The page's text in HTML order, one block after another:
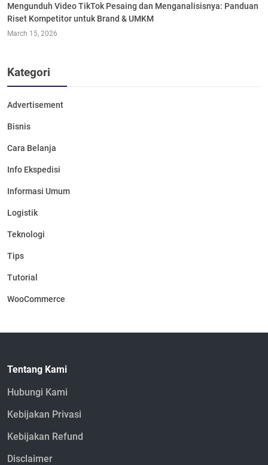
Mengunduh Video TikTok Pesaing dan Menganalisisnya: Panduan
Riset Kompetitor untuk Brand & UMKM
March 15, 2026
Kategori
Advertisement
Bisnis
Cara Belanja
Info Ekspedisi
Informasi Umum
Logistik
Teknologi
Tips
Tutorial
WooCommerce
Tentang Kami
Hubungi Kami
Kebijakan Privasi
Kebijakan Refund
Disclaimer